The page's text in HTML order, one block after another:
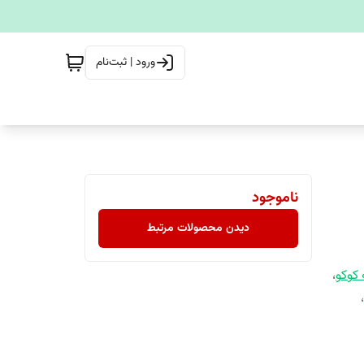
ورود | ثبت‌نام
کوکو،
،
ناموجود
دیدن محصولات مرتبط